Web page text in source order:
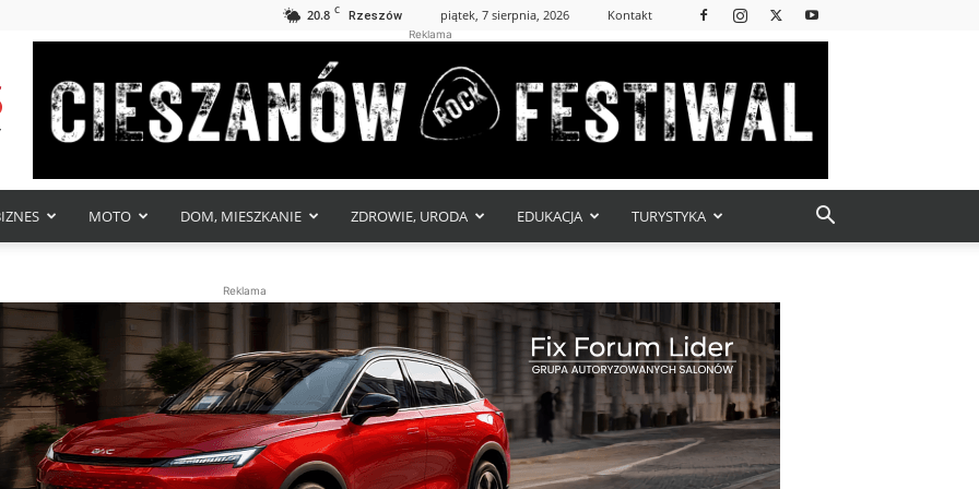
20.8 C Rzeszów piątek, 7 sierpnia, 2026 Kontakt
Reklama
MOTO DOM, MIESZKANIE ZDROWIE, URODA EDUKACJA TURYSTYKA
Reklama